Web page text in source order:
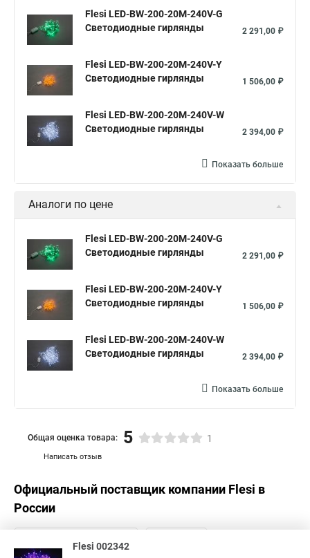
Flesi LED-BW-200-20M-240V-G
Светодиодные гирлянды
2 291,00 ₽
Flesi LED-BW-200-20M-240V-Y
Светодиодные гирлянды
1 506,00 ₽
Flesi LED-BW-200-20M-240V-W
Светодиодные гирлянды
2 394,00 ₽
Показать больше
Аналоги по цене
Flesi LED-BW-200-20M-240V-G
Светодиодные гирлянды
2 291,00 ₽
Flesi LED-BW-200-20M-240V-Y
Светодиодные гирлянды
1 506,00 ₽
Flesi LED-BW-200-20M-240V-W
Светодиодные гирлянды
2 394,00 ₽
Показать больше
Написать отзыв
Общая оценка товара: 5 1
Официальный поставщик компании Flesi в
России
Flesi 002342